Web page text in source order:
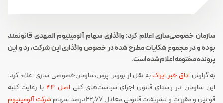
سازمان خصوصی‌سازی اعلام کرد: واگذاری سهام آلومینیوم المهدی قانونمند
بوده و در مجموع شکایات مطرح‌ شده در خصوص واگذاری این شرکت، رد و این
پرونده مختومه اعلام شده است.
به گزارش اتاق خبر ایراکبه نقل از بورس پرس،سازمان‌خصوصی سازی اعلام کرد:
این سازمان در راستای قانون اجرای سیاست‌های کلی اصل ۴۴
با رعایت کلیه
قوانین و مقررات و تشریفات قانونی معادل ۲۲٫۷۷درصد سهام
شرکت آلومینیوم